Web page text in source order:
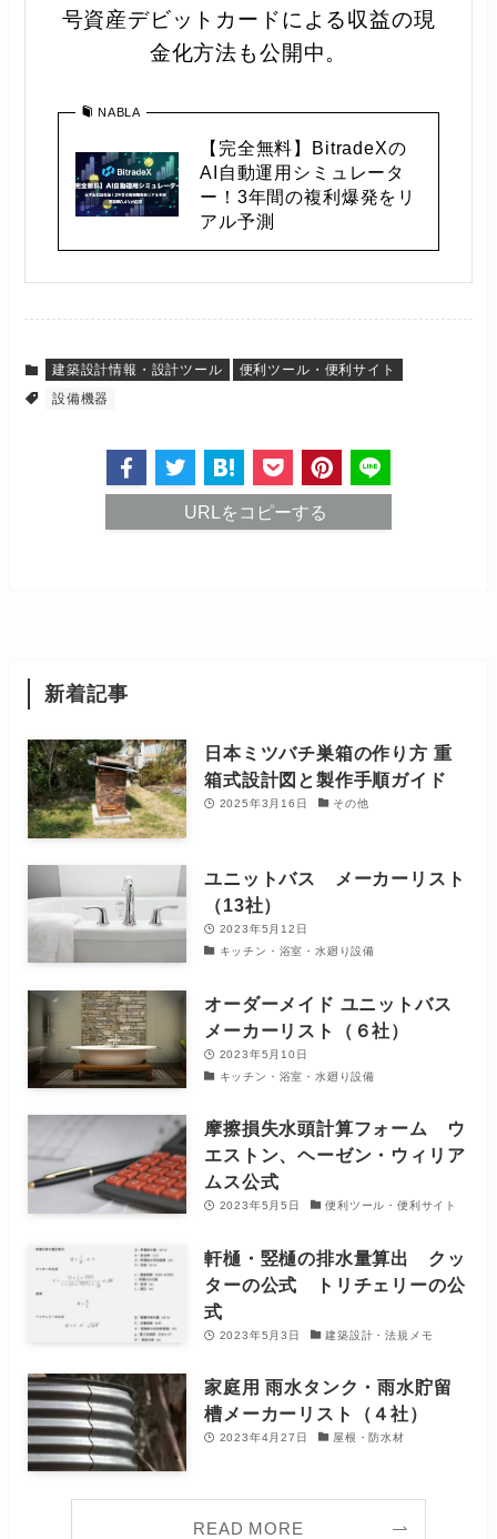
号資産デビットカードによる収益の現
金化方法も公開中。
NABLA
【完全無料】BitradeXの
AI自動運用シミュレータ
ー！3年間の複利爆発をリ
アル予測
建築設計情報・設計ツール
便利ツール・便利サイト
設備機器
URLをコピーする
新着記事
日本ミツバチ巣箱の作り方 重
箱式設計図と製作手順ガイド
2025年3月16日 その他
ユニットバス メーカーリスト
（13社）
2023年5月12日
キッチン・浴室・水廻り設備
オーダーメイド ユニットバス
メーカーリスト（６社）
2023年5月10日
キッチン・浴室・水廻り設備
摩擦損失水頭計算フォーム ウ
エストン、ヘーゼン・ウィリア
ムス公式
2023年5月5日 便利ツール・便利サイト
軒樋・竪樋の排水量算出 クッ
ターの公式 トリチェリーの公
式
2023年5月3日 建築設計・法規メモ
家庭用 雨水タンク・雨水貯留
槽メーカーリスト（４社）
2023年4月27日 屋根・防水材
READ MORE